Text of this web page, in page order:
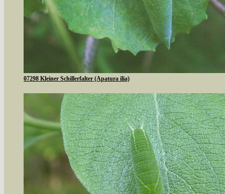
07298 Kleiner Schillerfalter (Apatura ilia)